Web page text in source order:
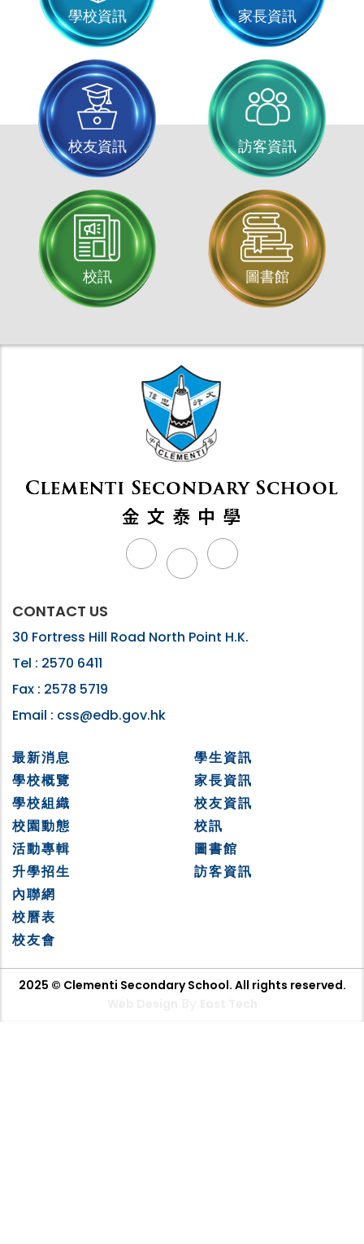
學校資訊 家長資訊
校友資訊 訪客資訊
校訊 圖書館
CONTACT US
30 Fortress Hill Road North Point H.K.
Tel : 2570 6411
Fax : 2578 5719
Email : css@edb.gov.hk
最新消息
學校概覽
學校組織
校園動態
活動專輯
升學招生
學生資訊
家長資訊
校友資訊
校訊
圖書館
訪客資訊
內聯網
校曆表
校友會
2025 © Clementi Secondary School. All rights reserved.